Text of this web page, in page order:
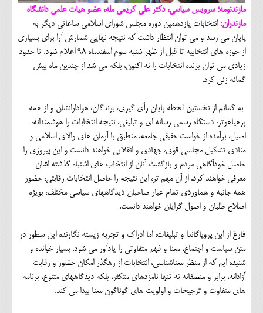
مازندنومه؛ سرویس سیاسی، دکتر علی کریمی مله، عضو هیات علمی دانشگاه
مازندران: انتخابات یازدهمین دوره مجلس شورای اسلامی ساعاتی دیگر به
پایان می رسد و می توان انتظار داشت که نتیجه نهایی شمارش آرا برای بسیاری
از حوزه های انتخابیه تا قبل از ظهر شنبه سوم اسفندماه 98 اعلام شود. تا حدود
زیادی می توان برنده انتخابات را نه اکنون، بلکه می شد از چندین ماه پیش
گمانه زنی کرد.
به گمانم از نخستین لحظه پایان رأی گیری، برندگان، هوادارانشان و از همه
پرهیاهوتر، دستگاه رسمی رسانه ای و تبلیغی، نتیجه انتخابات را هوشمندانه،
اصیل، برآمده از خواست حقیقی جامعه، منطبق با آرمان های والای اسلامی و
منادی تشکیل مجلسی قوی، جهادی و انقلابی خواهند دانست و این پیروزی را
حاصل خودآگاهی مردم و بازگشت آنان از انتخاب های اشتباه گذشته اشان
معرفی خواهند کرد. از آن مهم تر، این نتیجه را حاصل انتخابات رقابتی، حضور
همه جانبه و هماوردی تمام عیار صاحبان دیدگاههای سیاسی مختلف، بویژه
اصلاح طلبان و اصول گرایان خواهند دانست.
فارغ از این پروپاگاندا و تبلیغات، اما ادراک و تجربه زیسته نگارنده این سطور در
متن سیاست و اجتماع، معنا و فهم متفاوتی را یادآور می شود. بسیار خوانده و
شنیده ایم که از منظر معناشناسی، انتخابات از رهگذر امکان حضور و رقابت
آزادانه، برابر و منصفانه نه تنها نامزدهای متکثر، بلکه دیدگاههای متنوع، برنامه
های متفاوت و ترجیحات و اولویت های گوناگون معنا پیدا می کند.